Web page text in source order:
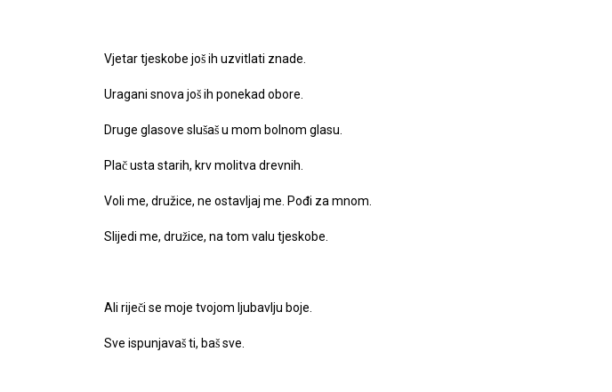
Vjetar tjeskobe još ih uzvitlati znade.
Uragani snova još ih ponekad obore.
Druge glasove slušaš u mom bolnom glasu.
Plač usta starih, krv molitva drevnih.
Voli me, družice, ne ostavljaj me. Pođi za mnom.
Slijedi me, družice, na tom valu tjeskobe.
Ali riječi se moje tvojom ljubavlju boje.
Sve ispunjavaš ti, baš sve.